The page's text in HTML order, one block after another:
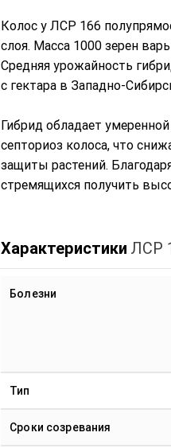
Колос у ЛСР 166
слоя. Масса 1000 зерен
Средняя урожайность
с гектара в Западно-
Гибрид обладает
септориоз колоса, что
защиты растений.
стремящихся получить
Характеристики ЛСР
Болезни
Тип
Сроки созревания